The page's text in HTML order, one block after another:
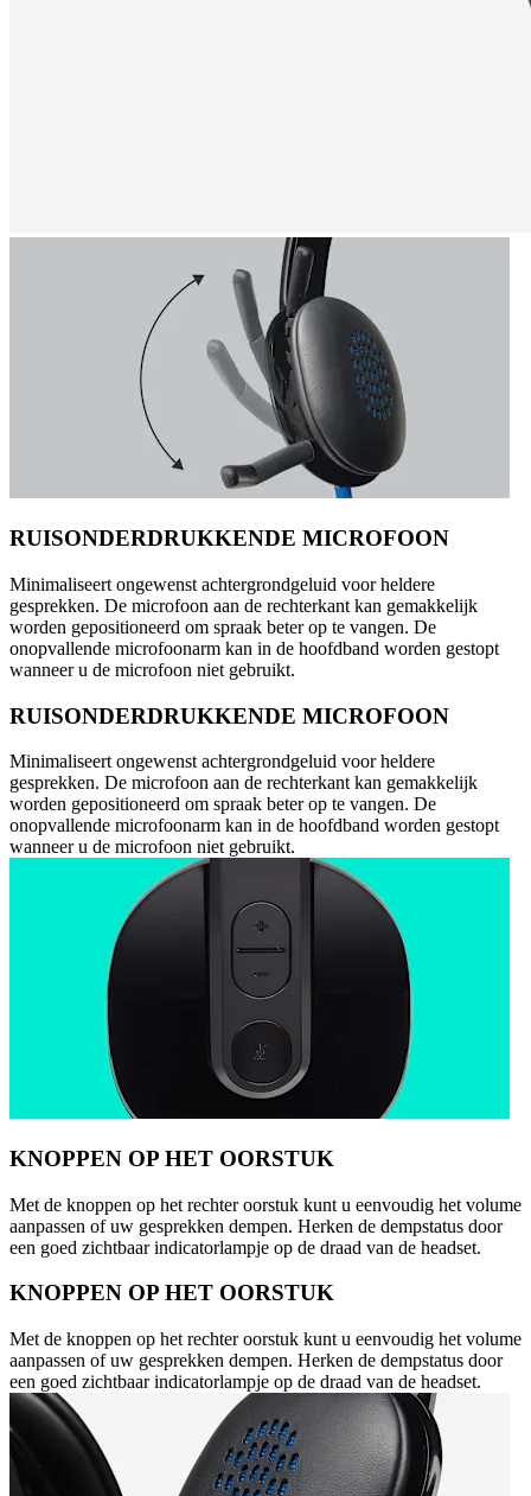
RUISONDERDRUKKENDE MICROFOON
Minimaliseert ongewenst achtergrondgeluid voor heldere
gesprekken. De microfoon aan de rechterkant kan gemakkelijk
worden gepositioneerd om spraak beter op te vangen. De
onopvallende microfoonarm kan in de hoofdband worden gestopt
wanneer u de microfoon niet gebruikt.
RUISONDERDRUKKENDE MICROFOON
Minimaliseert ongewenst achtergrondgeluid voor heldere
gesprekken. De microfoon aan de rechterkant kan gemakkelijk
worden gepositioneerd om spraak beter op te vangen. De
onopvallende microfoonarm kan in de hoofdband worden gestopt
wanneer u de microfoon niet gebruikt.
KNOPPEN OP HET OORSTUK
Met de knoppen op het rechter oorstuk kunt u eenvoudig het volume
aanpassen of uw gesprekken dempen. Herken de dempstatus door
een goed zichtbaar indicatorlampje op de draad van de headset.
KNOPPEN OP HET OORSTUK
Met de knoppen op het rechter oorstuk kunt u eenvoudig het volume
aanpassen of uw gesprekken dempen. Herken de dempstatus door
een goed zichtbaar indicatorlampje op de draad van de headset.